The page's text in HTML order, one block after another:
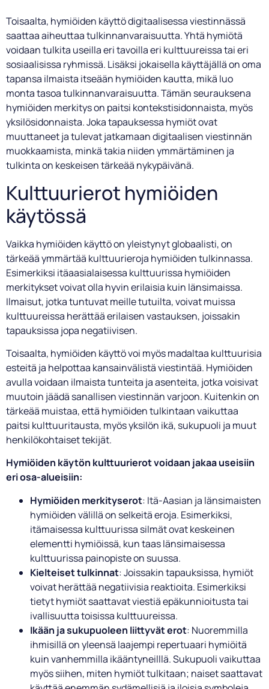
Toisaalta, hymiöiden käyttö digitaalisessa viestinnässä
saattaa aiheuttaa tulkinnanvaraisuutta. Yhtä hymiötä
voidaan tulkita useilla eri tavoilla eri kulttuureissa tai eri
sosiaalisissa ryhmissä. Lisäksi jokaisella käyttäjällä on oma
tapansa ilmaista itseään hymiöiden kautta, mikä luo
monta tasoa tulkinnanvaraisuutta. Tämän seurauksena
hymiöiden merkitys on paitsi kontekstisidonnaista, myös
yksilösidonnaista. Joka tapauksessa hymiöt ovat
muuttaneet ja tulevat jatkamaan digitaalisen viestinnän
muokkaamista, minkä takia niiden ymmärtäminen ja
tulkinta on keskeisen tärkeää nykypäivänä.
Kulttuurierot hymiöiden
käytössä
Vaikka hymiöiden käyttö on yleistynyt globaalisti, on
tärkeää ymmärtää kulttuurieroja hymiöiden tulkinnassa.
Esimerkiksi itäaasialaisessa kulttuurissa hymiöiden
merkitykset voivat olla hyvin erilaisia kuin länsimaissa.
Ilmaisut, jotka tuntuvat meille tutuilta, voivat muissa
kulttuureissa herättää erilaisen vastauksen, joissakin
tapauksissa jopa negatiivisen.
Toisaalta, hymiöiden käyttö voi myös madaltaa kulttuurisia
esteitä ja helpottaa kansainvälistä viestintää. Hymiöiden
avulla voidaan ilmaista tunteita ja asenteita, jotka voisivat
muutoin jäädä sanallisen viestinnän varjoon. Kuitenkin on
tärkeää muistaa, että hymiöiden tulkintaan vaikuttaa
paitsi kulttuuritausta, myös yksilön ikä, sukupuoli ja muut
henkilökohtaiset tekijät.
Hymiöiden käytön kulttuurierot voidaan jakaa useisiin
eri osa-alueisiin:
Hymiöiden merkityserot: Itä-Aasian ja länsimaisten
hymiöiden välillä on selkeitä eroja. Esimerkiksi,
itämaisessa kulttuurissa silmät ovat keskeinen
elementti hymiöissä, kun taas länsimaisessa
kulttuurissa painopiste on suussa.
Kielteiset tulkinnat: Joissakin tapauksissa, hymiöt
voivat herättää negatiivisia reaktioita. Esimerkiksi
tietyt hymiöt saattavat viestiä epäkunnioitusta tai
ivallisuutta toisissa kulttuureissa.
Ikään ja sukupuoleen liittyvät erot: Nuoremmilla
ihmisillä on yleensä laajempi repertuaari hymiöitä
kuin vanhemmilla ikääntyneilllä. Sukupuoli vaikuttaa
myös siihen, miten hymiöt tulkitaan; naiset saattavat